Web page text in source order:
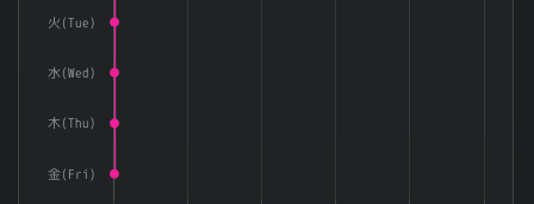
火(Tue)
水(Wed)
木(Thu)
金(Fri)